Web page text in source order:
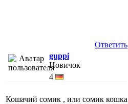
Ответить
guppi
Новичок
4
Кошачий сомик , или сомик кошка